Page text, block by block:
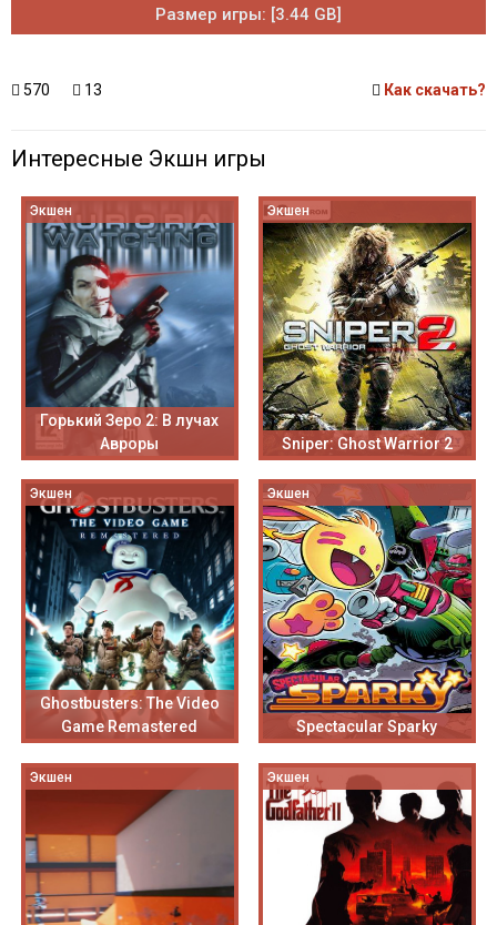
Размер игры: [3.44 GB]
570 13 Как скачать?
Интересные Экшн игры
Экшен
Горький Зеро 2: В лучах
Авроры
Экшен
Sniper: Ghost Warrior 2
Экшен
Ghostbusters: The Video
Game Remastered
Экшен
Spectacular Sparky
Экшен Экшен